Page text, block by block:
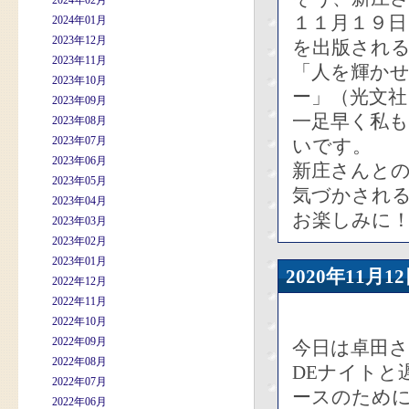
2024年01月
2023年12月
2023年11月
2023年10月
2023年09月
2023年08月
2023年07月
2023年06月
2023年05月
2023年04月
2023年03月
2023年02月
2023年01月
2022年12月
2022年11月
2022年10月
2022年09月
2022年08月
2022年07月
2022年06月
１１月１９
を出版され
「人を輝か
ー」（光文
一足早く私
いです。
新庄さんと
気づかされ
お楽しみに
2020年11
今日は卓田
DEナイトと
ースのため